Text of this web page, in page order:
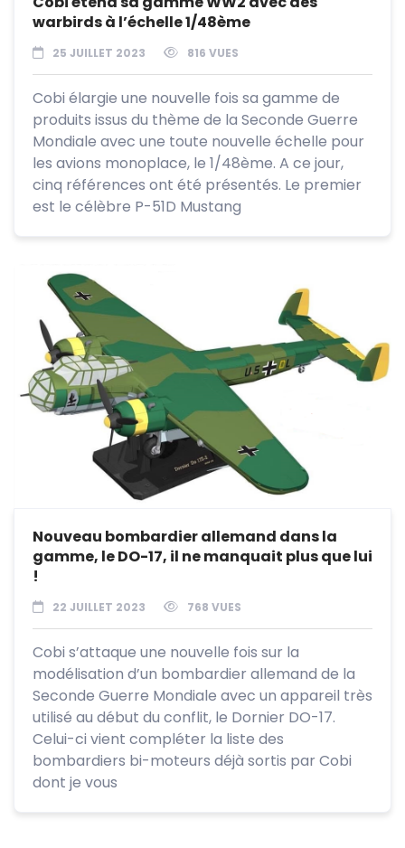
warbirds à l’échelle 1/48ème
25 JUILLET 2023 816 VUES
Cobi élargie une nouvelle fois sa gamme de
produits issus du thème de la Seconde Guerre
Mondiale avec une toute nouvelle échelle pour
les avions monoplace, le 1/48ème. A ce jour,
cinq références ont été présentés. Le premier
est le célèbre P-51D Mustang
Nouveau bombardier allemand dans la
gamme, le DO-17, il ne manquait plus que lui
!
22 JUILLET 2023 768 VUES
Cobi s’attaque une nouvelle fois sur la
modélisation d’un bombardier allemand de la
Seconde Guerre Mondiale avec un appareil très
utilisé au début du conflit, le Dornier DO-17.
Celui-ci vient compléter la liste des
bombardiers bi-moteurs déjà sortis par Cobi
dont je vous